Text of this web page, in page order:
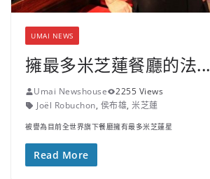
UMAI NEWS
擁最多米芝蓮餐廳的法...
Umai Newshouse
2255 Views
Joël Robuchon, 侯布雄, 米芝蓮
被譽為目前全世界旗下餐廳擁有最多米芝蓮星
Read More